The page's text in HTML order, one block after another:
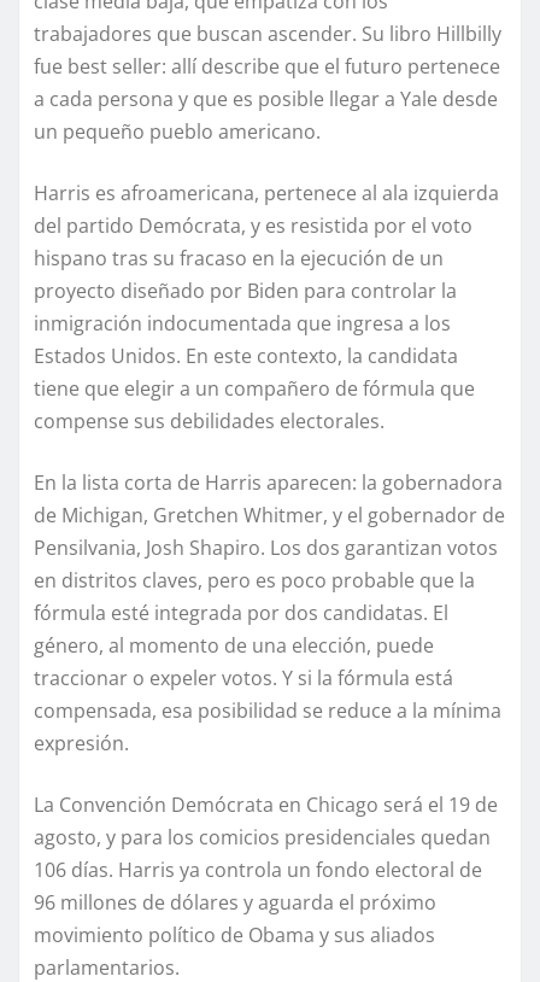
trabajadores que buscan ascender. Su libro Hillbilly
fue best seller: allí describe que el futuro pertenece
a cada persona y que es posible llegar a Yale desde
un pequeño pueblo americano.
Harris es afroamericana, pertenece al ala izquierda
del partido Demócrata, y es resistida por el voto
hispano tras su fracaso en la ejecución de un
proyecto diseñado por Biden para controlar la
inmigración indocumentada que ingresa a los
Estados Unidos. En este contexto, la candidata
tiene que elegir a un compañero de fórmula que
compense sus debilidades electorales.
En la lista corta de Harris aparecen: la gobernadora
de Michigan, Gretchen Whitmer, y el gobernador de
Pensilvania, Josh Shapiro. Los dos garantizan votos
en distritos claves, pero es poco probable que la
fórmula esté integrada por dos candidatas. El
género, al momento de una elección, puede
traccionar o expeler votos. Y si la fórmula está
compensada, esa posibilidad se reduce a la mínima
expresión.
La Convención Demócrata en Chicago será el 19 de
agosto, y para los comicios presidenciales quedan
106 días. Harris ya controla un fondo electoral de
96 millones de dólares y aguarda el próximo
movimiento político de Obama y sus aliados
parlamentarios.